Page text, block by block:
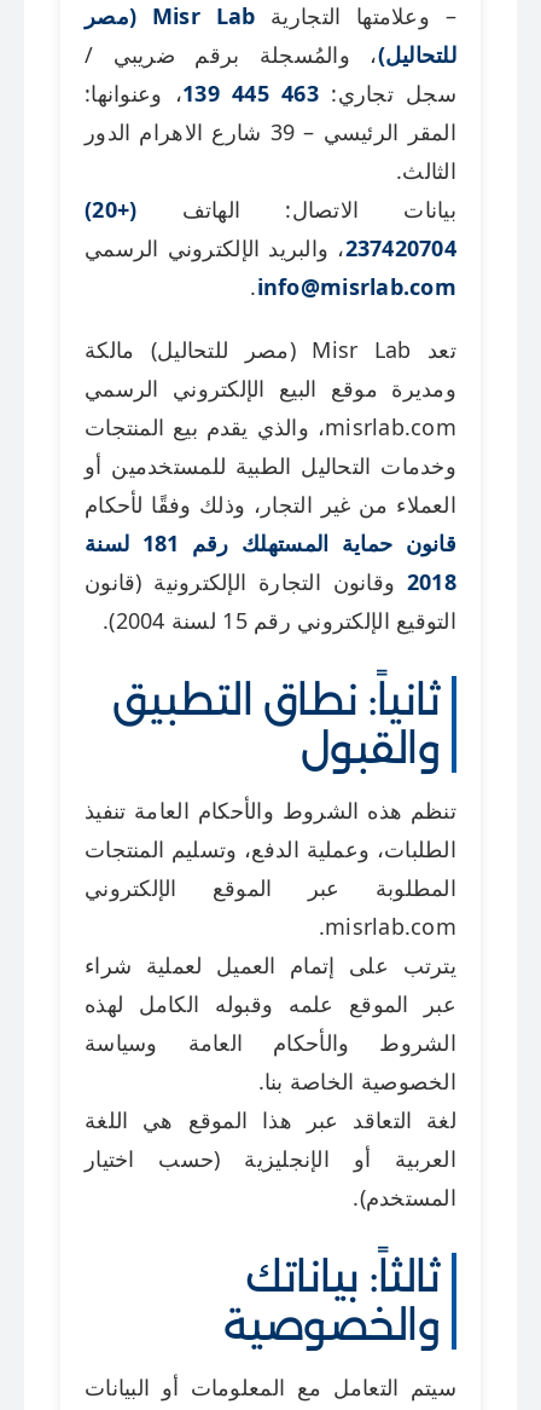
– وعلامتها التجارية
Misr Lab (مصر
للتحاليل)، والمُسجلة برقم ضريبي /
سجل تجاري: 463 445 139
، وعنوانها:
المقر الرئيسي – 39 شارع الاهرام الدور
الثالث.
بيانات الاتصال: الهاتف
(+20)
237420704، والبريد الإلكتروني الرسمي
info@misrlab.com
.
تعد Misr Lab (مصر للتحاليل) مالكة
ومديرة موقع البيع الإلكتروني الرسمي
misrlab.com، والذي يقدم بيع المنتجات
وخدمات التحاليل الطبية للمستخدمين أو
العملاء من غير التجار، وذلك وفقًا لأحكام
قانون حماية المستهلك رقم 181 لسنة
2018 وقانون التجارة الإلكترونية (قانون
التوقيع الإلكتروني رقم 15 لسنة 2004).
ثانياً: نطاق التطبيق
والقبول
تنظم هذه الشروط والأحكام العامة تنفيذ
الطلبات، وعملية الدفع، وتسليم المنتجات
المطلوبة عبر الموقع الإلكتروني
misrlab.com.
يترتب على إتمام العميل لعملية شراء
عبر الموقع علمه وقبوله الكامل لهذه
الشروط والأحكام العامة وسياسة
الخصوصية الخاصة بنا.
لغة التعاقد عبر هذا الموقع هي اللغة
العربية أو الإنجليزية (حسب اختيار
المستخدم).
ثالثاً: بياناتك
والخصوصية
سيتم التعامل مع المعلومات أو البيانات